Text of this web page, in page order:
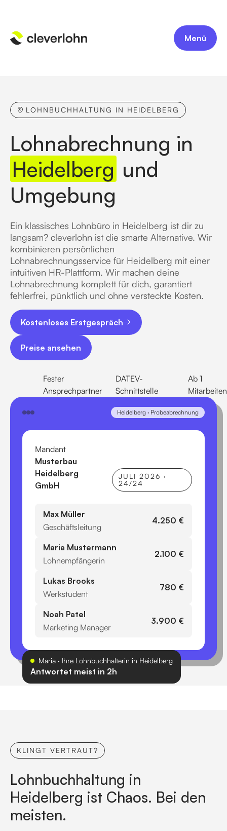
Menü
LOHNBUCHHALTUNG IN HEIDELBERG
Lohnabrechnung in
Heidelberg und
Umgebung
Ein klassisches Lohnbüro in Heidelberg ist dir zu
langsam? cleverlohn ist die smarte Alternative. Wir
kombinieren persönlichen
Lohnabrechnungsservice für Heidelberg mit einer
intuitiven HR-Plattform. Wir machen deine
Lohnabrechnung komplett für dich, garantiert
fehlerfrei, pünktlich und ohne versteckte Kosten.
Kostenloses Erstgespräch
Kostenloses Erstgespräch
Preise ansehen
Preise ansehen
Fester
Ansprechpartner
DATEV-
Schnittstelle
Ab 1
Heidelberg · Probeabrechnung
Mandant
Musterbau
Heidelberg
GmbH
JULI 2026 ·
24/24
Max Müller
Geschäftsleitung
4.250 €
Maria Mustermann
Lohnempfängerin
2.100 €
Lukas Brooks
Werkstudent
780 €
Noah Patel
Marketing Manager
3.900 €
Maria · Ihre Lohnbuchhalterin in Heidelberg
Antwortet meist in 2h
KLINGT VERTRAUT?
Lohnbuchhaltung in
Heidelberg ist Chaos. Bei den
meisten.